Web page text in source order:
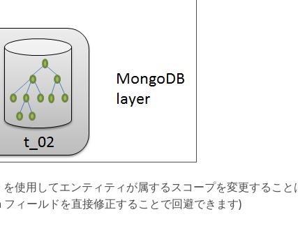
使用してエンティティが属するスコープを変更するこ
ィールドを直接修正することで回避できます)